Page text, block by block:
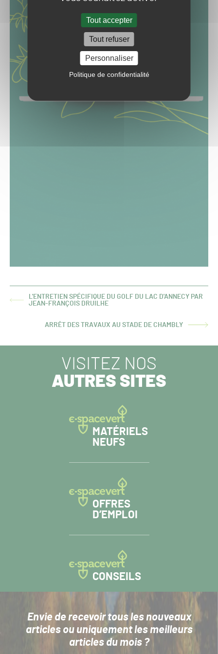
Tout accepter
Tout refuser
Personnaliser
Politique de confidentialité
ARTICLE
L'ENTRETIEN SPÉCIFIQUE DU GOLF DU LAC D'ANNECY PAR
JEAN-FRANÇOIS DRUILHE
ARTICLE
ARRÊT DES TRAVAUX AU STADE DE CHAMBLY
VISITEZ NOS
AUTRES SITES
MATÉRIELS
NEUFS
OFFRES
D’EMPLOI
CONSEILS
Envie de recevoir tous les nouveaux
articlesou uniquement les meilleurs
articles du mois ?